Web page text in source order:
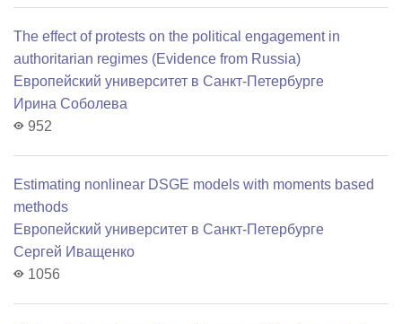
The effect of protests on the political engagement in
authoritarian regimes (Evidence from Russia)
Европейский университет в Санкт-Петербурге
Ирина Соболева
952
Estimating nonlinear DSGE models with moments based
methods
Европейский университет в Санкт-Петербурге
Сергей Иващенко
1056